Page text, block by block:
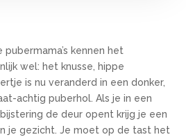
pubermama’s kennen het
wel: het knusse, hippe
is nu veranderd in een donker,
achtig puberhol. Als je in een
de deur opent krijg je een
je gezicht. Je moet op de tast het